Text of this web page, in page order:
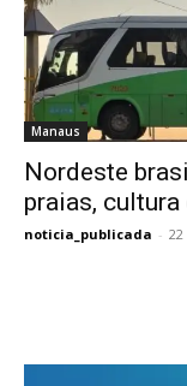
Manaus
Nordeste
praias,
noticia_publicada -